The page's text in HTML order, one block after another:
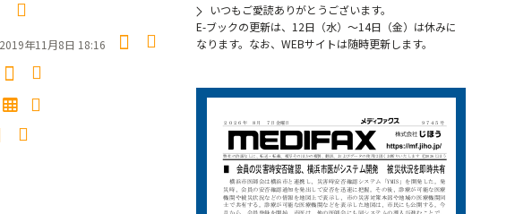
2019年11月8日 18:16
いつもご愛読ありがとうございます。
E-ブックの更新は、12日（水）～14日（金）は休みに
なります。なお、WEBサイトは随時更新します。